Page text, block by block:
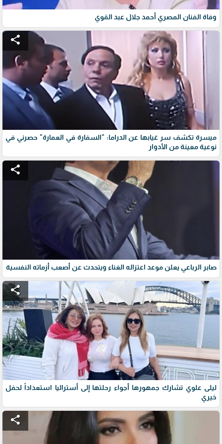
وفاة الفنان المصري أحمد جلال عبد القوي
share
ميسرة تكشف سر غيابها عن الدراما: "السفارة في العمارة" حصرني في
نوعية معينة من الأدوار
share
صابر الرباعي يعلن موعد اعتزاله الغناء ويتحدث عن أصعب أزماته النفسية
share
ليلى علوي تشارك جمهورها أجواء رحلتها إلى أستراليا استعداداً لحفل
خيري
share